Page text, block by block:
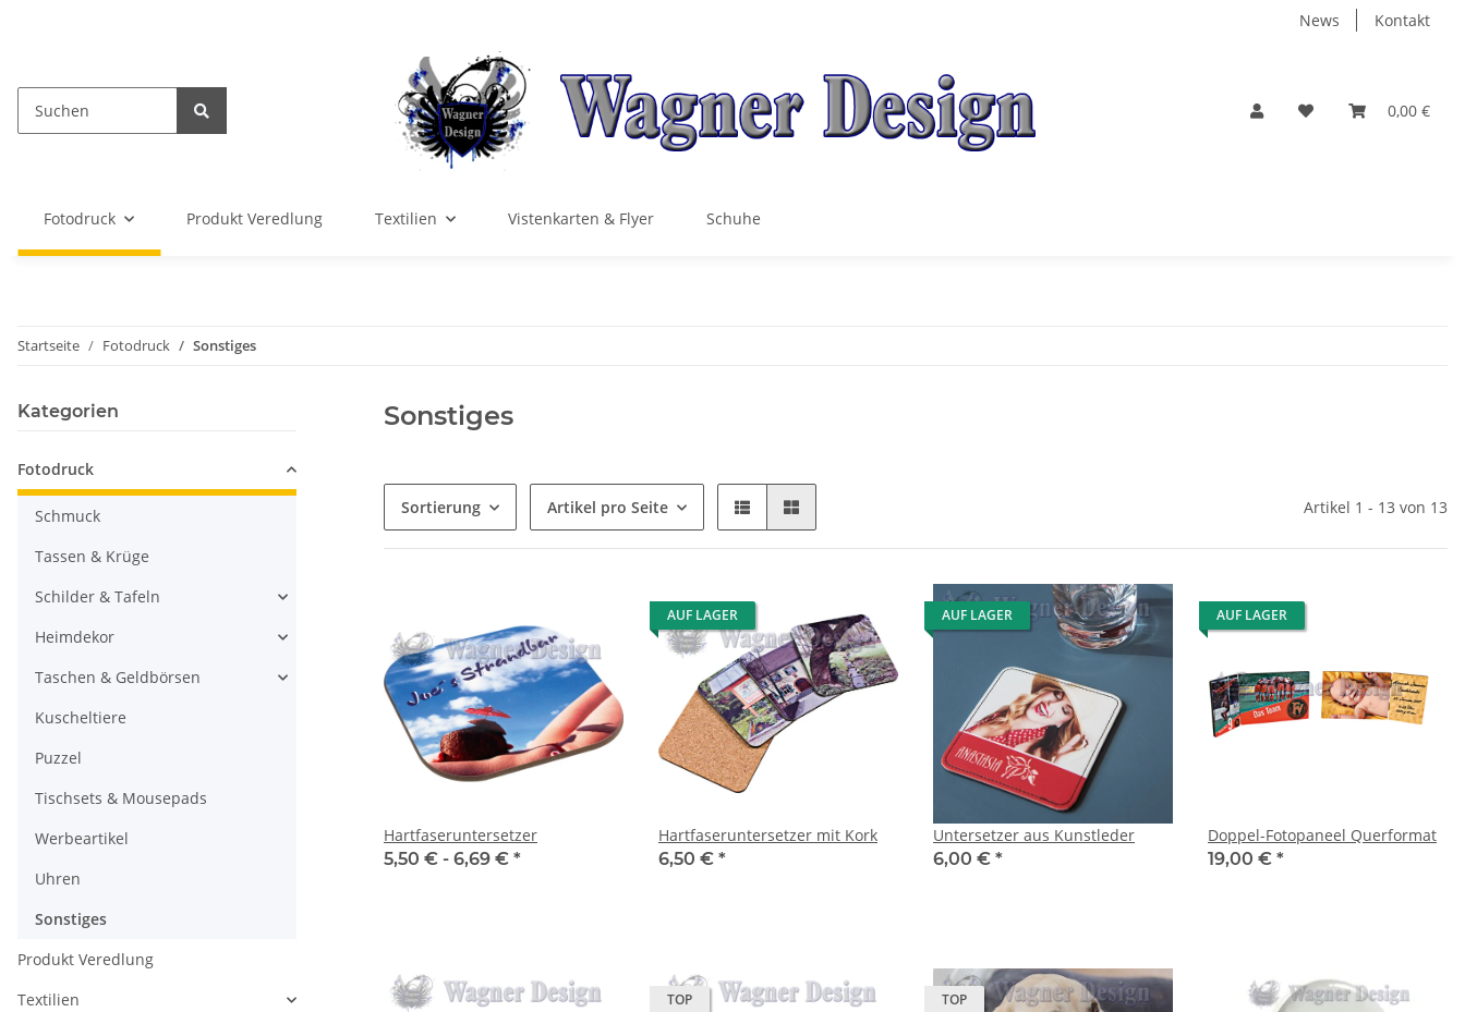
News Kontakt
0,00 €
Fotodruck Produkt Veredlung Textilien Vistenkarten & Flyer Schuhe
Startseite Fotodruck Sonstiges
Sonstiges
Sortierung Artikel pro Seite Artikel 1 - 13 von 13
Hartfaseruntersetzer
5,50 € - 6,69 € *
AUF LAGER
Hartfaseruntersetzer mit Kork
6,50 € *
AUF LAGER
Untersetzer aus Kunstleder
6,00 € *
AUF LAGER
Doppel-Fotopaneel Querformat
19,00 € *
TOP TOP
Kategorien
Fotodruck
Schmuck
Tassen & Krüge
Schilder & Tafeln
Heimdekor
Taschen & Geldbörsen
Kuscheltiere
Puzzel
Tischsets & Mousepads
Werbeartikel
Uhren
Sonstiges
Produkt Veredlung
Textilien